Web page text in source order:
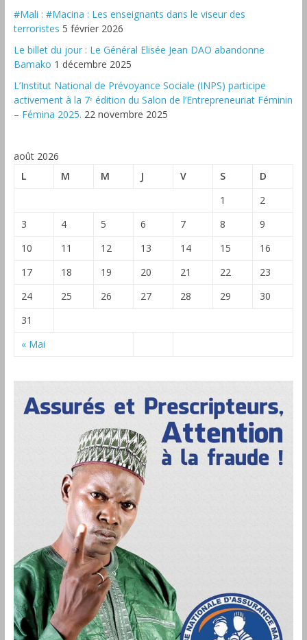
#Mali : #Macina : Les enseignants dans le viseur des
terroristes 5 février 2026
‎Le billet du jour : Le Général Elisée Jean DAO abandonne
Bamako 1 décembre 2025
L’Institut National de Prévoyance Sociale (INPS) participe
activement à la 7ᵉ édition du Salon de l’Entrepreneuriat Féminin
– Fémina 2025. 22 novembre 2025
août 2026
L
M M J V S D
« Mai
1
2
3
4 5 6 7 8
9
10
11 12 13 14 15
16
17
18 19 20 21 22
23
24
25 26 27 28 29
30
31